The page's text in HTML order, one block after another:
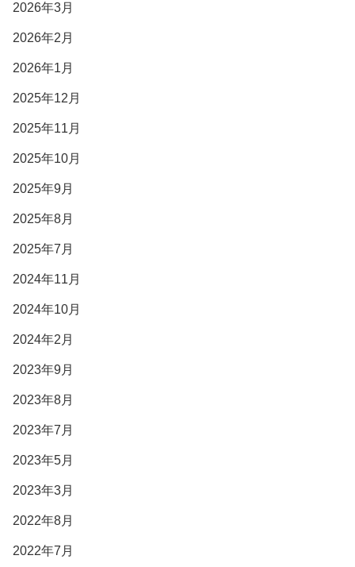
2026年3月
2026年2月
2026年1月
2025年12月
2025年11月
2025年10月
2025年9月
2025年8月
2025年7月
2024年11月
2024年10月
2024年2月
2023年9月
2023年8月
2023年7月
2023年5月
2023年3月
2022年8月
2022年7月